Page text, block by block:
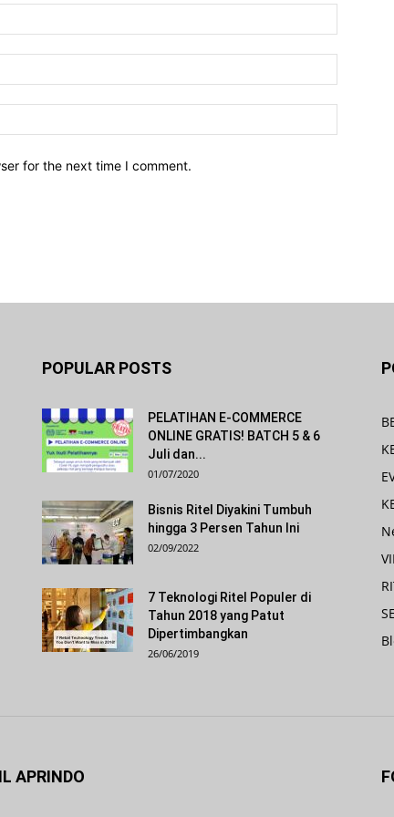
for the next time I comment.
POPULAR POSTS
PELATIHAN E-COMMERCE
ONLINE GRATIS! BATCH 5 & 6
Juli dan...
01/07/2020
Bisnis Ritel Diyakini Tumbuh
hingga 3 Persen Tahun Ini
02/09/2022
7 Teknologi Ritel Populer di
Tahun 2018 yang Patut
Dipertimbangkan
26/06/2019
APRINDO